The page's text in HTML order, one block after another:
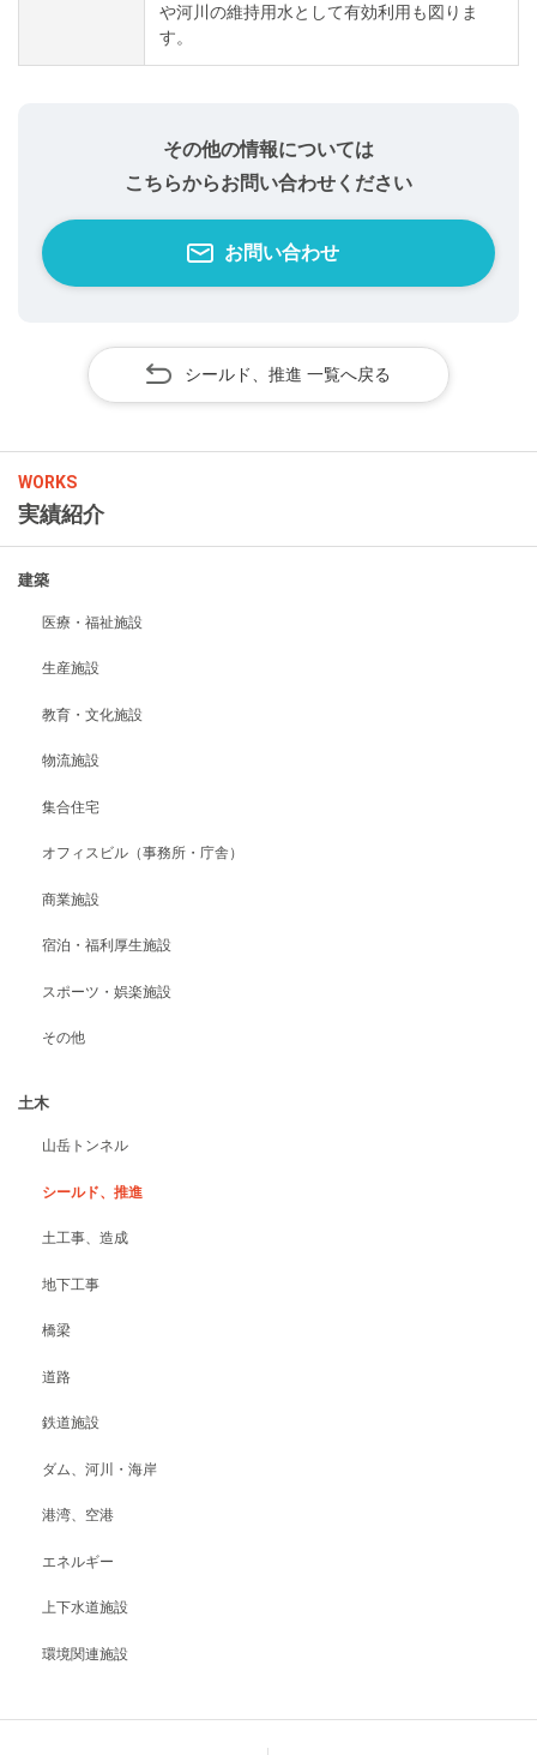
WORKS
実績紹介
建築
医療・福祉施設
生産施設
教育・文化施設
物流施設
集合住宅
オフィスビル（事務所・庁舎）
商業施設
宿泊・福利厚生施設
スポーツ・娯楽施設
その他
土木
山岳トンネル
シールド、推進
土工事、造成
地下工事
橋梁
道路
鉄道施設
ダム、河川・海岸
港湾、空港
エネルギー
上下水道施設
環境関連施設
や河川の維持用水として有効利用も図りま
す。
その他の情報については
こちらからお問い合わせください
お問い合わせ
シールド、推進 一覧へ戻る